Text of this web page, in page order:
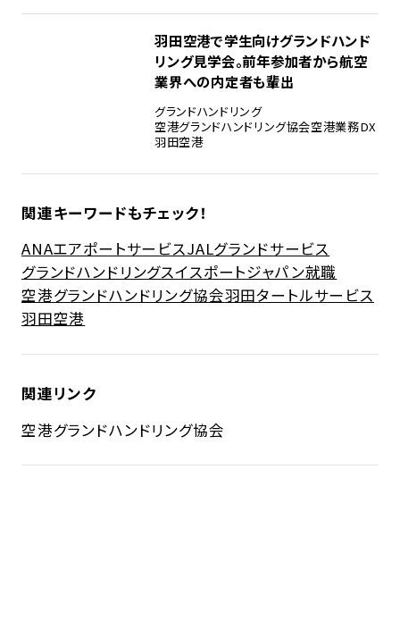
羽田空港で学生向けグランドハンド
リング見学会。前年参加者から航空
業界への内定者も輩出
グランドハンドリング
空港グランドハンドリング協会空港業務DX
羽田空港
関連キーワードもチェック！
ANAエアポートサービスJALグランドサービス
グランドハンドリングスイスポートジャパン就職
空港グランドハンドリング協会羽田タートルサービス
羽田空港
関連リンク
空港グランドハンドリング協会